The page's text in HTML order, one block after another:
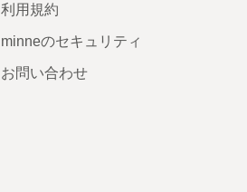
利用規約
minneのセキュリティ
お問い合わせ